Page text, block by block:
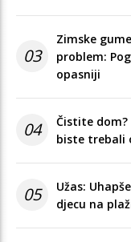
03
Zimske
problem:
opasniji
04
Čistite
biste trebali
05
Užas:
djecu na